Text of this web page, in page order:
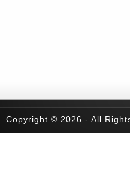
Copyright © 2026 - All